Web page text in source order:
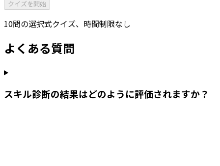
クイズを開始
10問の選択式クイズ、時間制限なし
よくある質問
スキル診断の結果はどのように評価されますか？